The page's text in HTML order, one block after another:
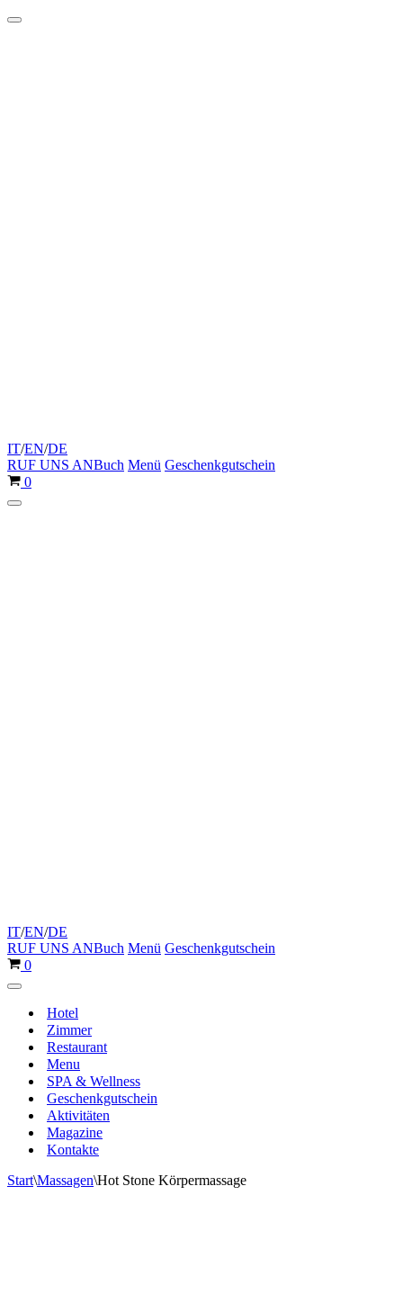
Navigationsmenü
IT/EN/DE
RUF UNS ANBuch Menü Geschenkgutschein
Warenkorb
0
Navigationsmenü
IT/EN/DE
RUF UNS ANBuch Menü Geschenkgutschein
Warenkorb
0
Navigationsmenü
Hotel
Zimmer
Restaurant
Menu
SPA & Wellness
Geschenkgutschein
Aktivitäten
Magazine
Kontakte
Start\Massagen\Hot Stone Körpermassage